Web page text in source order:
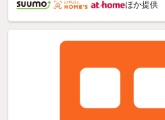
ほか提供